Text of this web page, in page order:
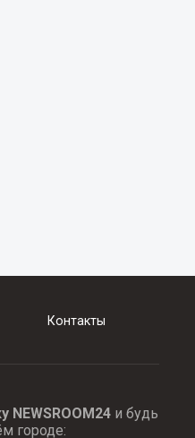
Контакты
NEWSROOM24и будь
городе: